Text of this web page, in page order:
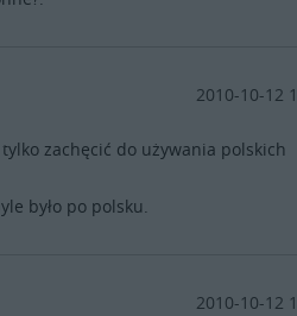
2010-10-12
zachęcić do używania polskich
było po polsku.
2010-10-12